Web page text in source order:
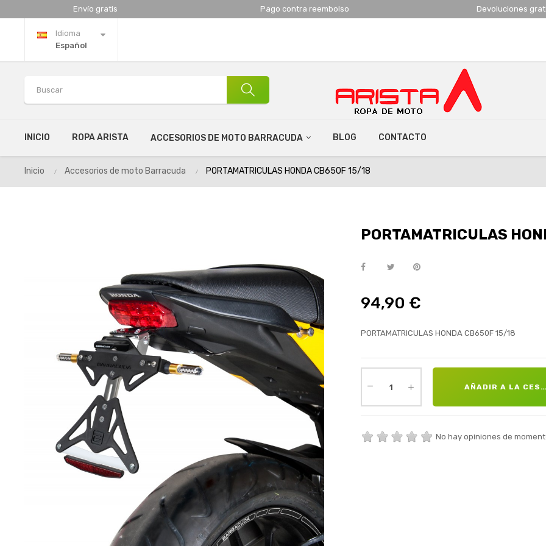
Envío gratis Pago contra reembolso Devoluciones
Idioma
Español
INICIO ROPA ARISTA ACCESORIOS DE MOTO BARRACUDA BLOG CONTACTO
Inicio Accesorios de moto Barracuda PORTAMATRICULAS HONDA CB650F 15/18
PORTAMATRICULAS
94,90 €
PORTAMATRICULAS HONDA CB650F 15/18
AÑADIR A LA
No hay opiniones de